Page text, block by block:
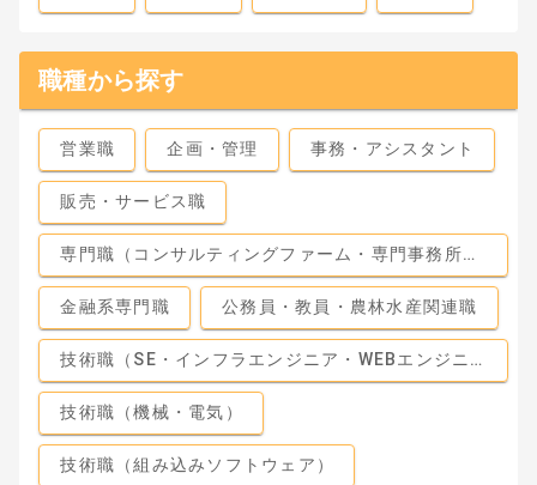
職種から探す
営業職 企画・管理 事務・アシスタント
販売・サービス職
専門職（コンサルティングファーム・専門事務所・監査法人）
金融系専門職 公務員・教員・農林水産関連職
技術職（SE・インフラエンジニア・WEBエンジニア）
技術職（機械・電気）
技術職（組み込みソフトウェア）